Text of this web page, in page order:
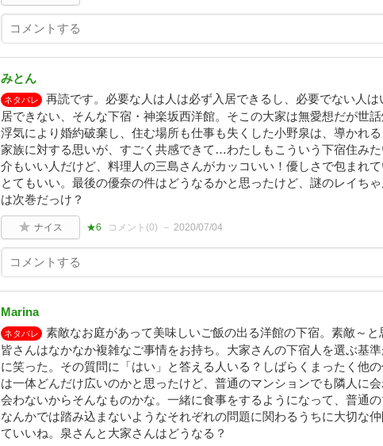
みとん
ネタバレ
再読です。必要な人は人は必ず入居できるし、必要でない人は
居できない、そんな下宿・神楽坂西洋館。そこの大家は無愛想だが世
浮気により婚約破棄し、住む場所も仕事も失くした小野泉は、導かれ
家族に対する思いが、すごく共感できて…わたしもこういう下宿住み
介もいい人だけど、料理人の三島さんがカッコいい！優しさで包まれ
とてもいい。最後の優奈の件はどうなるかと思ったけど、謎のレイち
は次巻だっけ？
ナイス ★6 コメント(0) 2020/07/04
Marina
ネタバレ
素敵なお庭があって美味しいご飯の出る洋館の下宿。素敵～
皆さんはなかなか複雑なご事情をお持ち。大家さんの下宿人を選ぶ基
に笑った。その質問に「はい」と答える人いる？しばらくまったく他
は一体どんだけ広いのかと思ったけど、普通のマンションでも隣人に
会わないからそんなものかな。一緒に食事をするようになって、普通
なんかでは踏み込まないようなそれぞれの問題に関わるうちに大切な
ていいね。泉さんと大家さんはどうなる？